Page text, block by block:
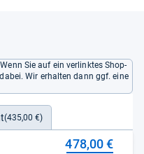
Sie auf ein verlinktes Shop-
Wir erhalten dann ggf. eine
(435,00 €)
478,00 €